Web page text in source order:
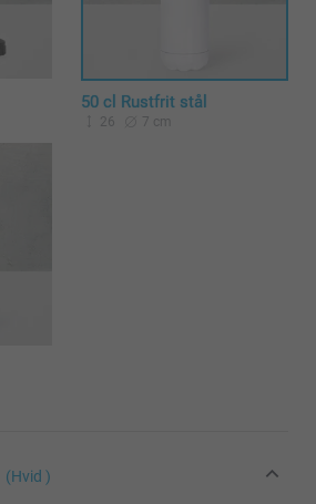
50 cl Rustfrit stål
26 7 cm
(Hvid )